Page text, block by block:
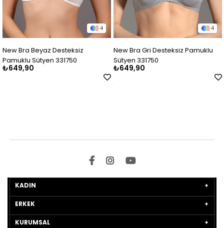
Beyaz Desteksiz
Sütyen 331750
New Bra Gri Desteksiz Pamuklu
Sütyen 331750
₺649,90
New
KADIN
ERKEK
KURUMSAL